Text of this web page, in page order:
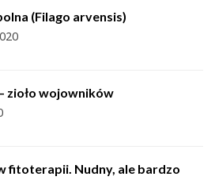
(Filago arvensis)
zioło wojowników
fitoterapii. Nudny, ale bardzo